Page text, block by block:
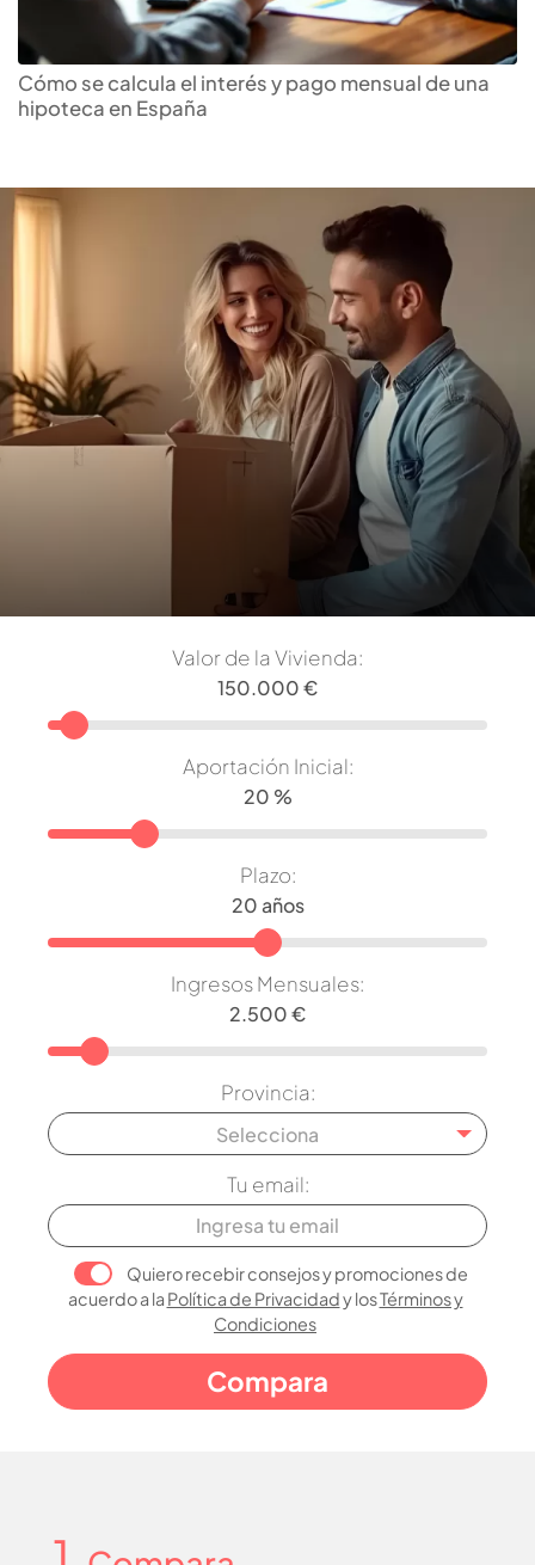
Cómo se calcula el interés y pago mensual de una
hipoteca en España
Encuentra lahipotecaque
más te conviene
Valor de la Vivienda:
Aportación Inicial:
Plazo:
Ingresos Mensuales:
Provincia:
Selecciona
Tu email:
Quiero recebir consejos y promociones de
acuerdo a la Política de Privacidady losTérminos y
Condiciones